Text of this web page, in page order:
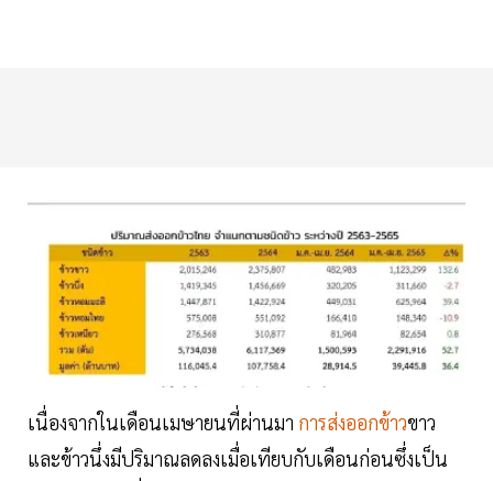
เนื่องจากในเดือนเมษายนที่ผ่านมา การส่งออกข้าวขาว
และข้าวนึ่งมีปริมาณลดลงเมื่อเทียบกับเดือนก่อนซึ่งเป็น